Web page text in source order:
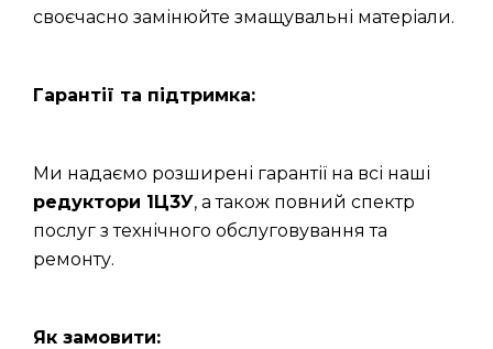
своєчасно замінюйте змащувальні матеріали.
Гарантії та підтримка:
Ми надаємо розширені гарантії на всі наші
редуктори 1Ц3У, а також повний спектр
послуг з технічного обслуговування та
ремонту.
Як замовити: